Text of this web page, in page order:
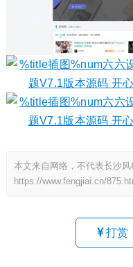
本文来自网络，不代表长沙
https://www.fengjiai.cn/
打赏